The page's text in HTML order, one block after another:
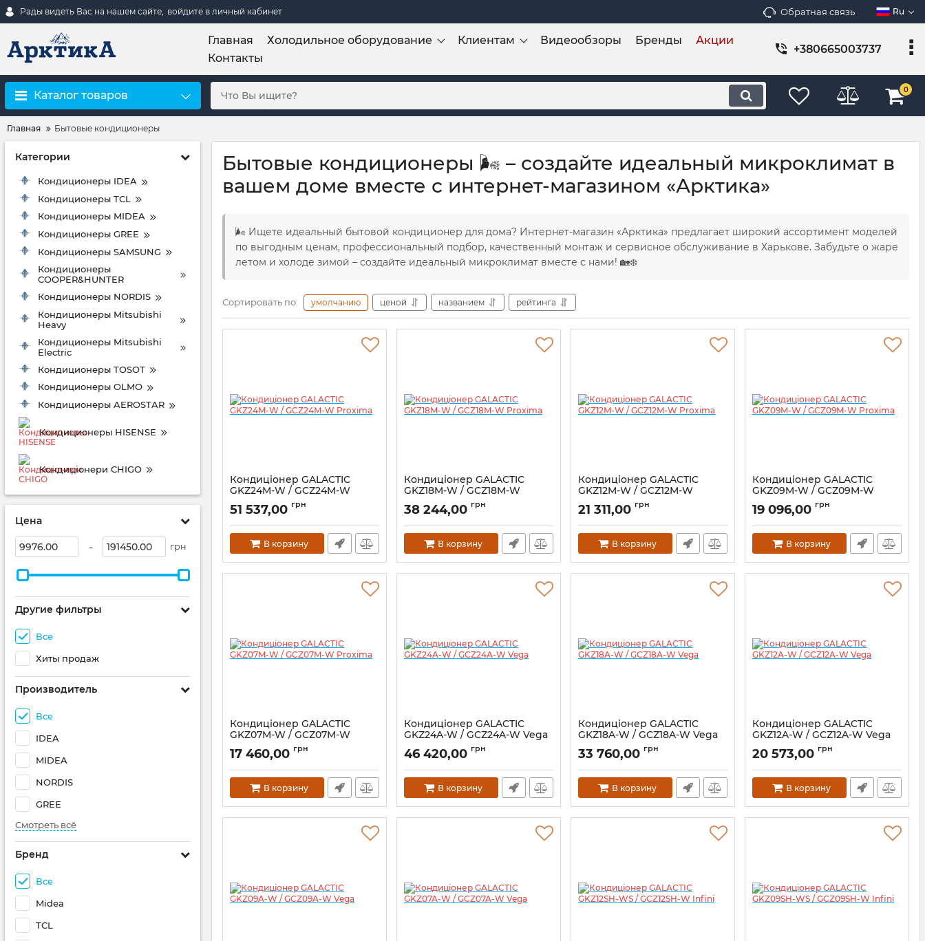
Рады видеть Вас на нашем сайте, войдите в личный кабинет Обратная связь Ru
Главная Холодильное оборудование Клиентам Видеообзоры Бренды
Акции
Контакты
+380665003737
Каталог товаров 0
Главная Бытовые кондиционеры
Категории
Кондиционеры IDEA
Кондиционеры TCL
Кондиционеры MIDEA
Кондиционеры GREE
Кондиционеры SAMSUNG
Кондиционеры
COOPER&HUNTER
Кондиционеры NORDIS
Кондиционеры Mitsubishi
Heavy
Кондиционеры Mitsubishi
Electric
Кондиционеры TOSOT
Кондиционеры OLMO
Кондиционеры AEROSTAR
Кондиционеры HISENSE
Кондиціонери CHIGO
Цена
- грн
Другие фильтры
Все
Хиты продаж
Производитель
Все
IDEA
MIDEA
NORDIS
GREE
Смотреть всё
Бренд
Все
Midea
TCL
Бытовые кондиционеры 🌬️ – создайте идеальный микроклимат в
вашем доме вместе с интернет-магазином «Арктика»
🌬️ Ищете идеальный бытовой кондиционер для дома? Интернет-магазин «Арктика» предлагает широкий ассортимент моделей
по выгодным ценам, профессиональный подбор, качественный монтаж и сервисное обслуживание в Харькове. Забудьте о жаре
летом и холоде зимой – создайте идеальный микроклимат вместе с нами! 🏡❄️
Сортировать по: умолчанию ценой названием рейтинга
Кондиціонер GALACTIC
GKZ24M-W / GCZ24M-W
51 537,00 грн
В корзину
Кондиціонер GALACTIC
GKZ18M-W / GCZ18M-W
38 244,00 грн
В корзину
Кондиціонер GALACTIC
GKZ12M-W / GCZ12M-W
21 311,00 грн
В корзину
Кондиціонер GALACTIC
GKZ09M-W / GCZ09M-W
19 096,00 грн
В корзину
Кондиціонер GALACTIC
GKZ07M-W / GCZ07M-W
17 460,00 грн
В корзину
Кондиціонер GALACTIC
GKZ24A-W / GCZ24A-W Vega
46 420,00 грн
В корзину
Кондиціонер GALACTIC
GKZ18A-W / GCZ18A-W Vega
33 760,00 грн
В корзину
Кондиціонер GALACTIC
GKZ12A-W / GCZ12A-W Vega
20 573,00 грн
В корзину